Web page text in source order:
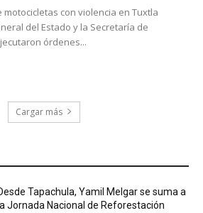
con violencia en Tuxtla
órdenes...
Cargar más
Tapachula, Yamil Melgar se suma a
Jornada Nacional de Reforestación